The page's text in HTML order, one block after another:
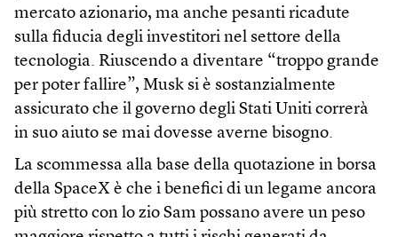
mercato azionario, ma anche pesanti ricadute
sulla fiducia degli investitori nel settore della
tecnologia. Riuscendo a diventare “troppo grande
per poter fallire”, Musk si è sostanzialmente
assicurato che il governo degli Stati Uniti correrà
in suo aiuto se mai dovesse averne bisogno.
La scommessa alla base della quotazione in borsa
della SpaceX è che i benefici di un legame ancora
più stretto con lo zio Sam possano avere un peso